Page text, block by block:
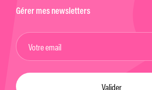
Gérer mes newsletters